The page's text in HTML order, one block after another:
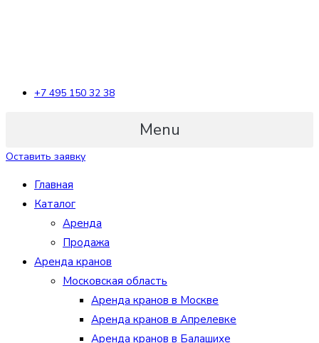
+7 495 150 32 38
Menu
Оставить заявку
Главная
Каталог
Аренда
Продажа
Аренда кранов
Московская область
Аренда кранов в Москве
Аренда кранов в Апрелевке
Аренда кранов в Балашихе